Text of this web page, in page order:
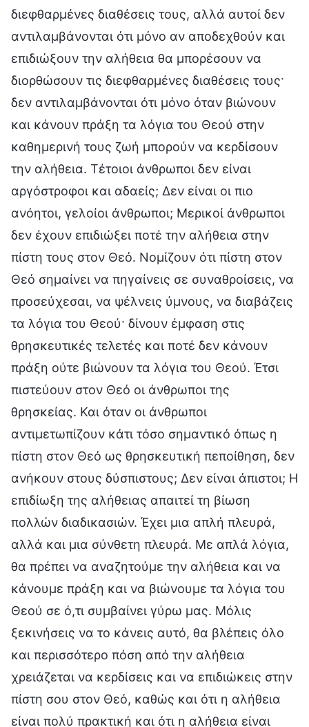
διεφθαρμένες διαθέσεις τους, αλλά αυτοί δεν
αντιλαμβάνονται ότι μόνο αν αποδεχθούν και
επιδιώξουν την αλήθεια θα μπορέσουν να
διορθώσουν τις διεφθαρμένες διαθέσεις τους·
δεν αντιλαμβάνονται ότι μόνο όταν βιώνουν
και κάνουν πράξη τα λόγια του Θεού στην
καθημερινή τους ζωή μπορούν να κερδίσουν
την αλήθεια. Τέτοιοι άνθρωποι δεν είναι
αργόστροφοι και αδαείς; Δεν είναι οι πιο
ανόητοι, γελοίοι άνθρωποι; Μερικοί άνθρωποι
δεν έχουν επιδιώξει ποτέ την αλήθεια στην
πίστη τους στον Θεό. Νομίζουν ότι πίστη στον
Θεό σημαίνει να πηγαίνεις σε συναθροίσεις, να
προσεύχεσαι, να ψέλνεις ύμνους, να διαβάζεις
τα λόγια του Θεού· δίνουν έμφαση στις
θρησκευτικές τελετές και ποτέ δεν κάνουν
πράξη ούτε βιώνουν τα λόγια του Θεού. Έτσι
πιστεύουν στον Θεό οι άνθρωποι της
θρησκείας. Και όταν οι άνθρωποι
αντιμετωπίζουν κάτι τόσο σημαντικό όπως η
πίστη στον Θεό ως θρησκευτική πεποίθηση, δεν
ανήκουν στους δύσπιστους; Δεν είναι άπιστοι; Η
επιδίωξη της αλήθειας απαιτεί τη βίωση
πολλών διαδικασιών. Έχει μια απλή πλευρά,
αλλά και μια σύνθετη πλευρά. Με απλά λόγια,
θα πρέπει να αναζητούμε την αλήθεια και να
κάνουμε πράξη και να βιώνουμε τα λόγια του
Θεού σε ό,τι συμβαίνει γύρω μας. Μόλις
ξεκινήσεις να το κάνεις αυτό, θα βλέπεις όλο
και περισσότερο πόση από την αλήθεια
χρειάζεται να κερδίσεις και να επιδιώκεις στην
πίστη σου στον Θεό, καθώς και ότι η αλήθεια
είναι πολύ πρακτική και ότι η αλήθεια είναι